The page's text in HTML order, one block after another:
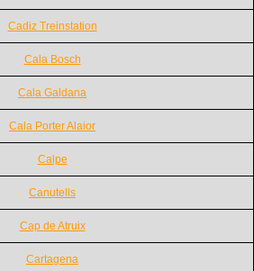
Cadiz Treinstation
Cala Bosch
Cala Galdana
Cala Porter Alaior
Calpe
Canutells
Cap de Atruix
Cartagena